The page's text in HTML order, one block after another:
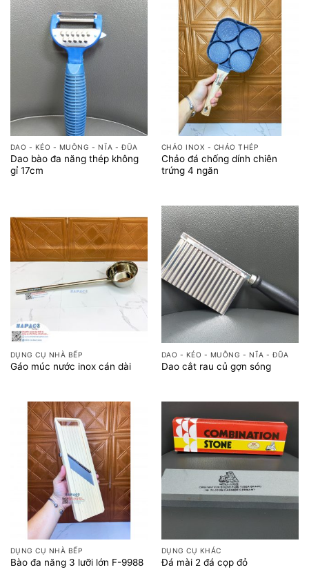
DAO - KÉO - MUỖNG - NĨA - ĐŨA
Dao bào đa năng thép không
gỉ 17cm
CHẢO INOX - CHẢO THÉP
Chảo đá chống dính chiên
trứng 4 ngăn
DỤNG CỤ NHÀ BẾP
Gáo múc nước inox cán dài
DAO - KÉO - MUỖNG - NĨA - ĐŨA
Dao cắt rau củ gợn sóng
DỤNG CỤ NHÀ BẾP
Bào đa năng 3 lưỡi lớn F-9988
DỤNG CỤ KHÁC
Đá mài 2 đá cọp đỏ